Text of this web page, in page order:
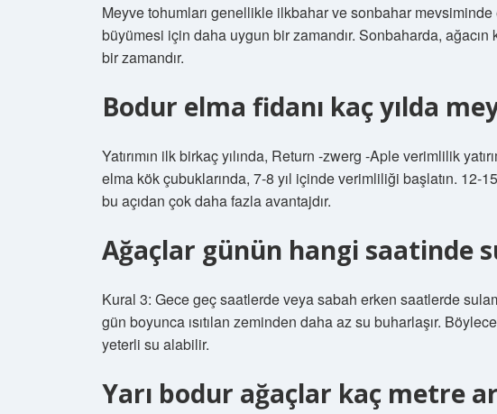
Meyve tohumları genellikle ilkbahar ve sonbahar mevsiminde
büyümesi için daha uygun bir zamandır. Sonbaharda,
bir zamandır.
Bodur elma fidanı kaç yılda
Yatırımın ilk birkaç yılında, Return -zwerg -Aple verimlilik
elma kök çubuklarında, 7-8 yıl içinde verimliliği başlatın. 12-
bu açıdan çok daha fazla avantajdır.
Ağaçlar günün hangi saatinde
Kural 3: Gece geç saatlerde veya sabah erken saatlerde
gün boyunca ısıtılan zeminden daha az su buharlaşır.
yeterli su alabilir.
Yarı bodur ağaçlar kaç metre